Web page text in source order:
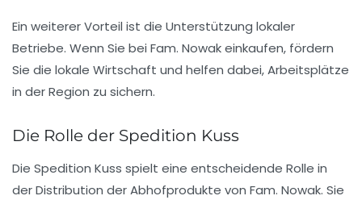
Ein weiterer Vorteil ist die Unterstützung lokaler
Betriebe. Wenn Sie bei Fam. Nowak einkaufen, fördern
Sie die lokale Wirtschaft und helfen dabei, Arbeitsplätze
in der Region zu sichern.
Die Rolle der Spedition Kuss
Die Spedition Kuss spielt eine entscheidende Rolle in
der Distribution der Abhofprodukte von Fam. Nowak. Sie